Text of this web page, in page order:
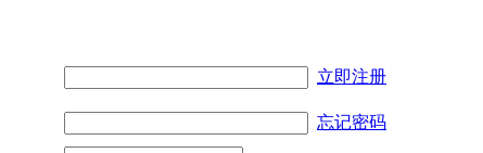
立即注册
忘记密码